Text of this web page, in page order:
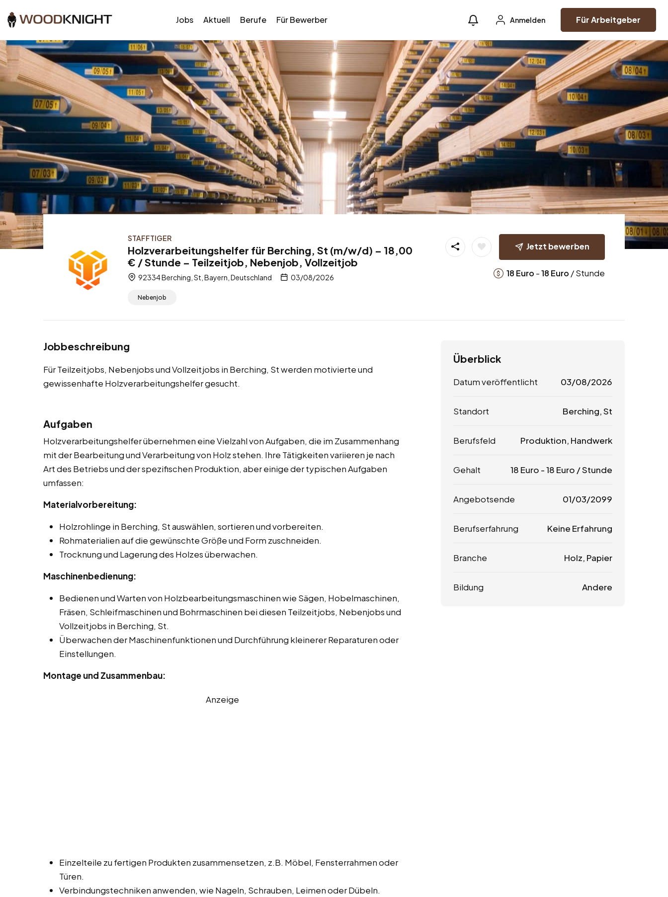
Jobs Aktuell Berufe Für Bewerber Anmelden Für Arbeitgeber
STAFFTIGER
Holzverarbeitungshelfer für Berching, St (m/w/d) – 18,00
€ / Stunde – Teilzeitjob, Nebenjob, Vollzeitjob
92334 Berching, St, Bayern, Deutschland 03/08/2026
Nebenjob
Jetzt bewerben
18 Euro -18 Euro / Stunde
Jobbeschreibung
Für Teilzeitjobs, Nebenjobs und Vollzeitjobs in Berching, St werden motivierte und
gewissenhafte Holzverarbeitungshelfer gesucht.
Aufgaben
Holzverarbeitungshelfer übernehmen eine Vielzahl von Aufgaben, die im Zusammenhang
mit der Bearbeitung und Verarbeitung von Holz stehen. Ihre Tätigkeiten variieren je nach
Art des Betriebs und der spezifischen Produktion, aber einige der typischen Aufgaben
umfassen:
Materialvorbereitung:
Holzrohlinge in Berching, St auswählen, sortieren und vorbereiten.
Rohmaterialien auf die gewünschte Größe und Form zuschneiden.
Trocknung und Lagerung des Holzes überwachen.
Maschinenbedienung:
Bedienen und Warten von Holzbearbeitungsmaschinen wie Sägen, Hobelmaschinen,
Fräsen, Schleifmaschinen und Bohrmaschinen bei diesen Teilzeitjobs, Nebenjobs und
Vollzeitjobs in Berching, St.
Überwachen der Maschinenfunktionen und Durchführung kleinerer Reparaturen oder
Einstellungen.
Montage und Zusammenbau:
Anzeige
Einzelteile zu fertigen Produkten zusammensetzen, z.B. Möbel, Fensterrahmen oder
Türen.
Verbindungstechniken anwenden, wie Nageln, Schrauben, Leimen oder Dübeln.
Überblick
Datum veröffentlicht 03/08/2026
Standort Berching, St
Berufsfeld Produktion, Handwerk
Gehalt 18 Euro -18 Euro / Stunde
Angebotsende 01/03/2099
Berufserfahrung Keine Erfahrung
Branche Holz, Papier
Bildung Andere